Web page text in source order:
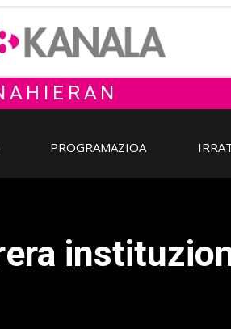
PROGRAMAZIOA